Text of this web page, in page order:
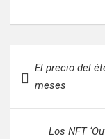
de El precio del
meses
Los NFT